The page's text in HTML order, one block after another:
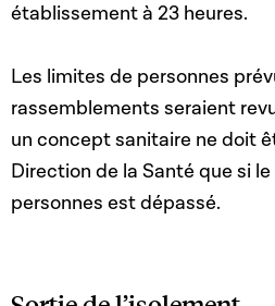
établissement à 23 heures.
Les limites de personnes
rassemblements seraient
un concept sanitaire ne doit
Direction de la Santé que si
personnes est dépassé.